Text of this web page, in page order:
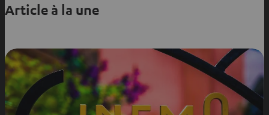
u
i
r
n
Article à la une